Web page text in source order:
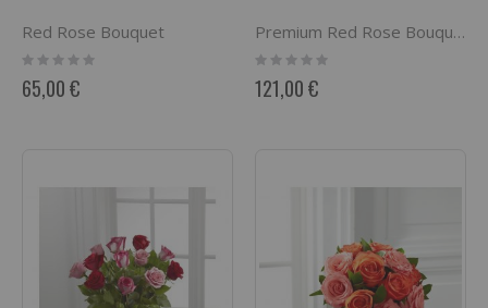
Red Rose Bouquet
Rating:
0%
65,00 €
Premium Red Rose Bouquet
Rating:
0%
121,00 €